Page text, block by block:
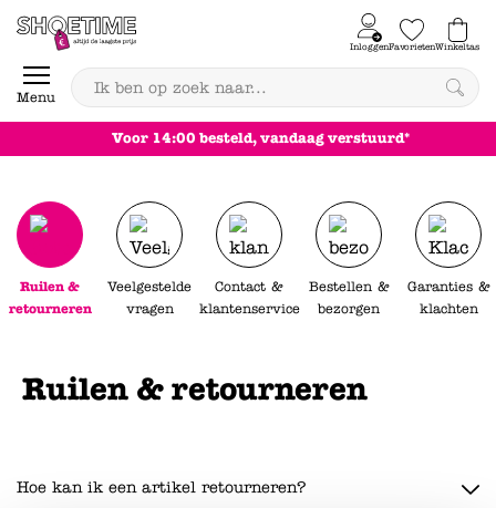
Skip to content
Menu
InloggenFavorietenWinkeltas
0
Voor 14:00 besteld, vandaag verstuurd*
Ruilen &
retourneren
Veelgestelde
vragen
Contact &
klantenservice
Bestellen &
bezorgen
Garanties &
klachten
Ruilen & retourneren
Hoe kan ik een artikel retourneren?